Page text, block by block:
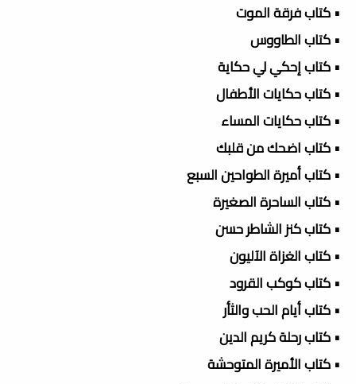
• كتاب فرقة الموت
• كتاب الطاووس
• كتاب إحكي لي حكاية
• كتاب حكايات الأطفال
• كتاب حكايات المساء
• كتاب اضحك من قلبك
• كتاب أميرة الطواحين السبع
• كتاب الساحرة الصغيرة
• كتاب كنز الشاطر حسن
• كتاب الغزاة الآليون
• كتاب كوكب القرود
• كتاب أيام الحب والثأر
• كتاب رحلة كريم الدين
• كتاب الأميرة المتوحشة